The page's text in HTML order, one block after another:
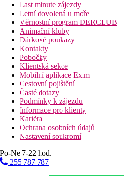
Last minute zájezdy
Letní dovolená u moře
Věrnostní program DERCLUB
Animační kluby
Dárkové poukazy
Kontakty
Pobočky
Klientská sekce
Mobilní aplikace Exim
Cestovní pojištění
Časté dotazy
Podmínky k zájezdu
Informace pro klienty
Kariéra
Ochrana osobních údajů
Nastavení soukromí
Po-Ne 7-22 hod.
255 787 787